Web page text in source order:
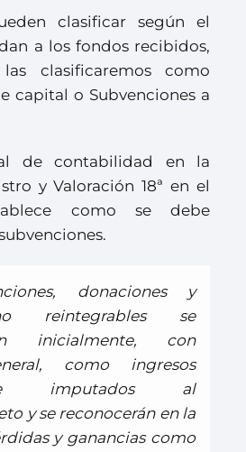
clasificar según el
a los fondos recibidos,
clasificaremos como
capital o Subvenciones a
de contabilidad en la
y Valoración 18ª en el
como se debe
donaciones y
reintegrables se
inicialmente, con
como ingresos
imputados al
y se reconocerán en la
y ganancias como